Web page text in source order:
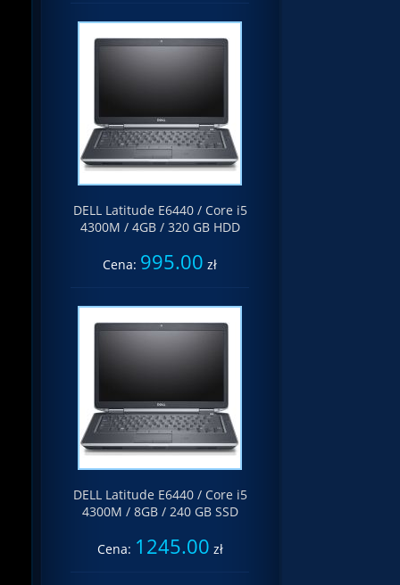
DELL Latitude E6440 / Core i5
4300M / 4GB / 320 GB HDD
Cena: 995.00 zł
DELL Latitude E6440 / Core i5
4300M / 8GB / 240 GB SSD
Cena: 1245.00 zł